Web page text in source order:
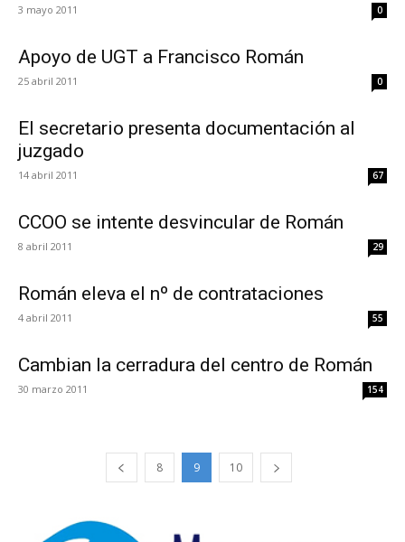
3 mayo 2011 0
Apoyo de UGT a Francisco Román
25 abril 2011 0
El secretario presenta documentación al
juzgado
14 abril 2011 67
CCOO se intente desvincular de Román
8 abril 2011 29
Román eleva el nº de contrataciones
4 abril 2011 55
Cambian la cerradura del centro de Román
30 marzo 2011 154
8 9 10